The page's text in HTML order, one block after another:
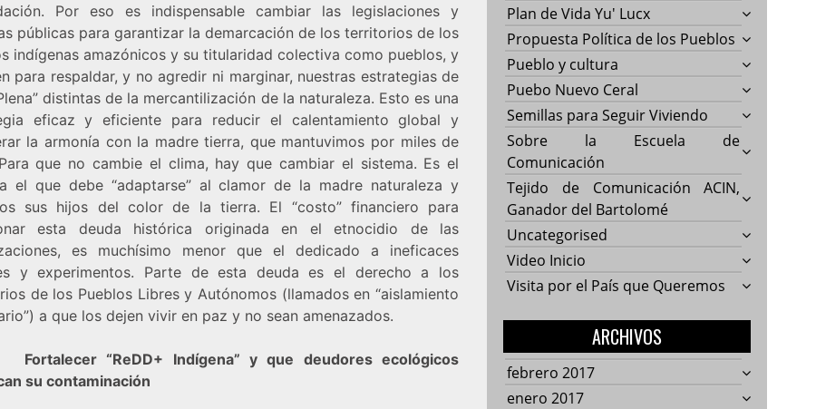
Por eso es indispensable cambiar las legislaciones y
públicas para garantizar la demarcación de los territorios de los
indígenas amazónicos y su titularidad colectiva como pueblos, y
para respaldar, y no agredir ni marginar, nuestras estrategias de
distintas de la mercantilización de la naturaleza. Esto es una
eficaz y eficiente para reducir el calentamiento global y
la armonía con la madre tierra, que mantuvimos por miles de
que no cambie el clima, hay que cambiar el sistema. Es el
el que debe “adaptarse” al clamor de la madre naturaleza y
sus hijos del color de la tierra. El “costo” financiero para
esta deuda histórica originada en el etnocidio de las
es muchísimo menor que el dedicado a ineficaces
y experimentos. Parte de esta deuda es el derecho a los
de los Pueblos Libres y Autónomos (llamados en “aislamiento
a que los dejen vivir en paz y no sean amenazados.
“ReDD+ Indígena” y que deudores ecológicos
su contaminación
Plan de Vida Yu' Lucx
Propuesta Política de los Pueblos
Pueblo y cultura
Puebo Nuevo Ceral
Semillas para Seguir Viviendo
Sobre la Escuela de
Comunicación
Tejido de Comunicación ACIN,
Ganador del Bartolomé
Uncategorised
Video Inicio
Visita por el País que Queremos
ARCHIVOS
febrero 2017
enero 2017